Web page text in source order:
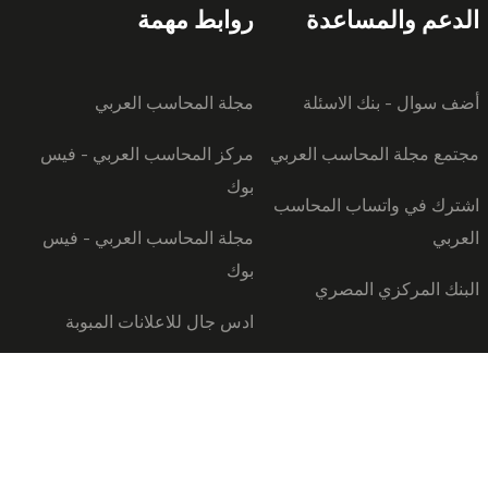
الدعم والمساعدة
أضف سوال - بنك الاسئلة
مجتمع مجلة المحاسب العربي
اشترك في واتساب المحاسب
العربي
البنك المركزي المصري
روابط مهمة
مجلة المحاسب العربي
مركز المحاسب العربي - فيس
بوك
مجلة المحاسب العربي - فيس
بوك
ادس جال للاعلانات المبوبة